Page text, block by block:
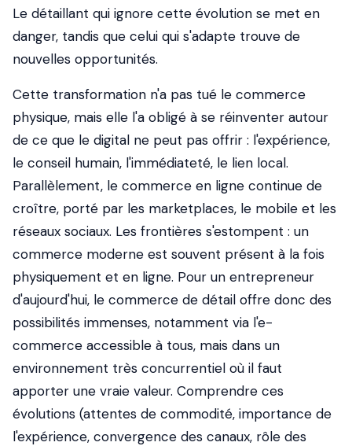
Le détaillant qui ignore cette évolution se met en
danger, tandis que celui qui s'adapte trouve de
nouvelles opportunités.
Cette transformation n'a pas tué le commerce
physique, mais elle l'a obligé à se réinventer autour
de ce que le digital ne peut pas offrir : l'expérience,
le conseil humain, l'immédiateté, le lien local.
Parallèlement, le commerce en ligne continue de
croître, porté par les marketplaces, le mobile et les
réseaux sociaux. Les frontières s'estompent : un
commerce moderne est souvent présent à la fois
physiquement et en ligne. Pour un entrepreneur
d'aujourd'hui, le commerce de détail offre donc des
possibilités immenses, notamment via l'e-
commerce accessible à tous, mais dans un
environnement très concurrentiel où il faut
apporter une vraie valeur. Comprendre ces
évolutions (attentes de commodité, importance de
l'expérience, convergence des canaux, rôle des